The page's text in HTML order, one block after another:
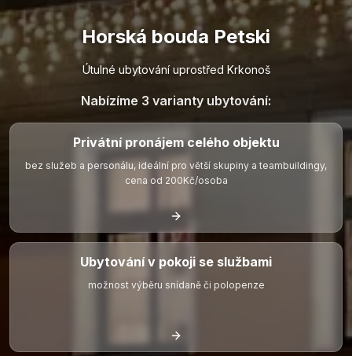
Horská bouda Petski
Útulné ubytování uprostřed Krkonoš
Nabízíme 3 varianty ubytování:
Privátní pronájem celého objektu
bez služeb a personálu, ideální pro větší skupiny a teambuildingy,
cena od 200Kč/osoba
Ubytování v pokoji se službami
možnost výběru snídaně či polopenze